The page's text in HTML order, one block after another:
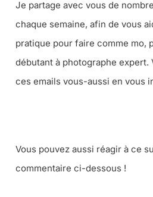
Je partage avec vous de
chaque semaine, afin de vous
pratique pour faire comme mo,
débutant à photographe expert.
ces emails vous-aussi en vous
Vous pouvez aussi réagir à ce
commentaire ci-dessous !